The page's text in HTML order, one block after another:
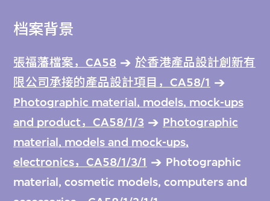
档案背景
張福藩檔案，CA58
於香港產品設計創新有
限公司承接的產品設計項目，CA58/1
Photographic material, models, mock-ups
and product，CA58/1/3
Photographic
material, models and mock-ups,
electronics，CA58/1/3/1
Photographic
material, cosmetic models, computers and